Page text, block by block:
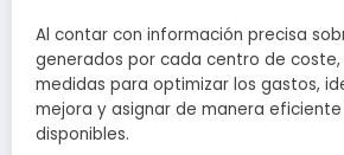
Al contar con información precisa
generados por cada centro de
medidas para optimizar los gastos,
mejora y asignar de manera eficiente
disponibles.